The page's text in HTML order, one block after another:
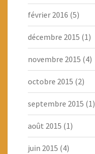
février 2016 (5)
décembre 2015 (1)
novembre 2015 (4)
octobre 2015 (2)
septembre 2015 (1)
août 2015 (1)
juin 2015 (4)